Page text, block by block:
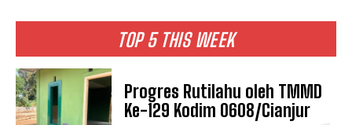
TOP 5 THIS WEEK
Progres Rutilahu oleh TMMD
Ke-129 Kodim 0608/Cianjur